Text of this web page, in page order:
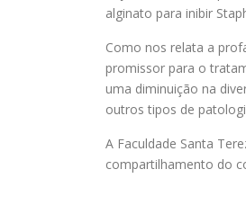
alginato para inibir
Como nos relata a
promissor para o
uma diminuição na
outros tipos de
A Faculdade Santa
compartilhamento do